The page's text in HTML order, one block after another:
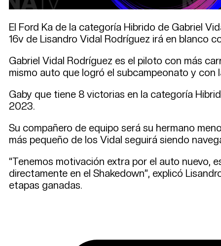
El Ford Ka de la categoría Hibrido de Gabriel
16v de Lisandro Vidal Rodríguez irá en blanco
Gabriel Vidal Rodríguez es el piloto con más
mismo auto que logró el subcampeonato y
Gaby que tiene 8 victorias en la categoría
2023.
Su compañero de equipo será su hermano
más pequeño de los Vidal seguirá siendo
“Tenemos motivación extra por el auto nuevo,
directamente en el Shakedown”, explicó
etapas ganadas.